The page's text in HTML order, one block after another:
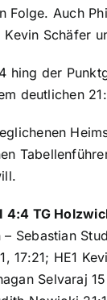
Folge. Auch
Schäfer
hing der
deutlichen
4:4 TG
Sebastian
17:21; HE1
Selvaraj